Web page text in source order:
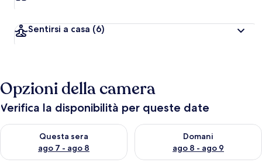
Sentirsi a casa (6)
Opzioni della camera
Verifica la disponibilità per queste date
Questa sera
ago 7 - ago 8
Verifica la disponibilità per questa sera, ago 7 - ago 8
Domani
ago 8 - ago 9
Verifica la disponibilità per